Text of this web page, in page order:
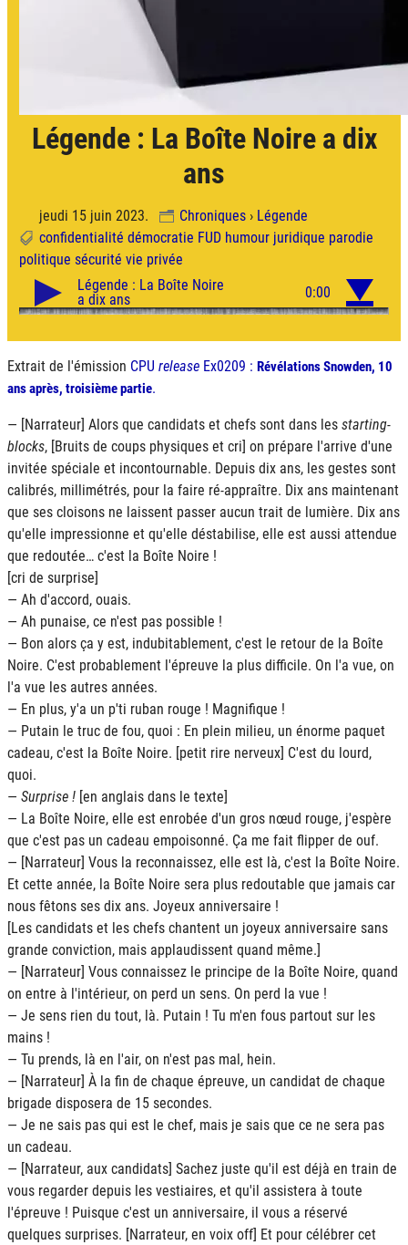
Légende : La Boîte Noire a dix
ans
jeudi 15 juin 2023. Chroniques› Légende
confidentialité démocratie FUD humour juridique parodie
politique sécurité vie privée
Extrait de l'émission CPU release Ex0209 : Révélations Snowden, 10
ans après, troisième partie.
— [Narrateur] Alors que candidats et chefs sont dans les starting-
blocks, [Bruits de coups physiques et cri] on prépare l'arrive d'une
invitée spéciale et incontournable. Depuis dix ans, les gestes sont
calibrés, millimétrés, pour la faire ré-appraître. Dix ans maintenant
que ses cloisons ne laissent passer aucun trait de lumière. Dix ans
qu'elle impressionne et qu'elle déstabilise, elle est aussi attendue
que redoutée… c'est la Boîte Noire !
[cri de surprise]
— Ah d'accord, ouais.
— Ah punaise, ce n'est pas possible !
— Bon alors ça y est, indubitablement, c'est le retour de la Boîte
Noire. C'est probablement l'épreuve la plus difficile. On l'a vue, on
l'a vue les autres années.
­— En plus, y'a un p'ti ruban rouge ! Magnifique !
­— Putain le truc de fou, quoi : En plein milieu, un énorme paquet
cadeau, c'est la Boîte Noire. [petit rire nerveux] C'est du lourd,
quoi.
­— Surprise ! [en anglais dans le texte]
­— La Boîte Noire, elle est enrobée d'un gros nœud rouge, j'espère
que c'est pas un cadeau empoisonné. Ça me fait flipper de ouf.
— [Narrateur] Vous la reconnaissez, elle est là, c'est la Boîte Noire.
Et cette année, la Boîte Noire sera plus redoutable que jamais car
nous fêtons ses dix ans. Joyeux anniversaire !
[Les candidats et les chefs chantent un joyeux anniversaire sans
grande conviction, mais applaudissent quand même.]
— [Narrateur] Vous connaissez le principe de la Boîte Noire, quand
on entre à l'intérieur, on perd un sens. On perd la vue !
­— Je sens rien du tout, là. Putain ! Tu m'en fous partout sur les
mains !
­— Tu prends, là en l'air, on n'est pas mal, hein.
— [Narrateur] À la fin de chaque épreuve, un candidat de chaque
brigade disposera de 15 secondes.
­— Je ne sais pas qui est le chef, mais je sais que ce ne sera pas
un cadeau.
— ­[Narrateur, aux candidats] Sachez juste qu'il est déjà en train de
vous regarder depuis les vestiaires, et qu'il assistera à toute
l'épreuve ! Puisque c'est un anniversaire, il vous a réservé
quelques surprises. [Narrateur, en voix off] ­Et pour célébrer cet